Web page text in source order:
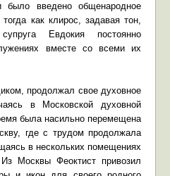
было введено общенародное
как клирос, задавая тон,
Евдокия постоянно
вместе со всеми их
продолжал свое духовное
в Московской духовной
была насильно перемещена
где с трудом продолжала
в нескольких помещениях
Москвы Феоктист привозил